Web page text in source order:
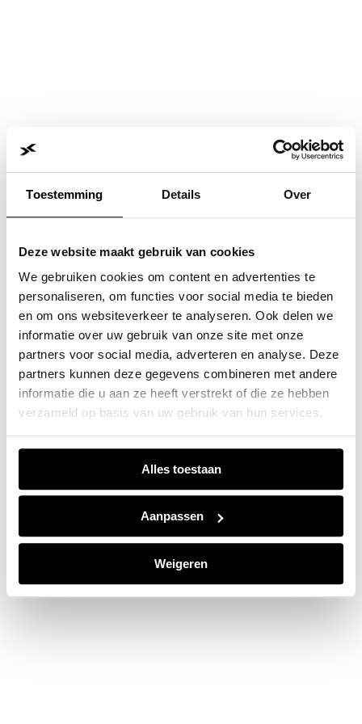
Toestemming Details Over
Deze website maakt gebruik van cookies
We gebruiken cookies om content en advertenties te
personaliseren, om functies voor social media te bieden
en om ons websiteverkeer te analyseren. Ook delen we
informatie over uw gebruik van onze site met onze
partners voor social media, adverteren en analyse. Deze
partners kunnen deze gegevens combineren met andere
informatie die u aan ze heeft verstrekt of die ze hebben
verzameld op basis van uw gebruik van hun services.
Alles toestaan
Aanpassen
Weigeren
Application error: a client-side exception has occurred while
loadingwww.jvk.nl(see the browser consolefor more
information).